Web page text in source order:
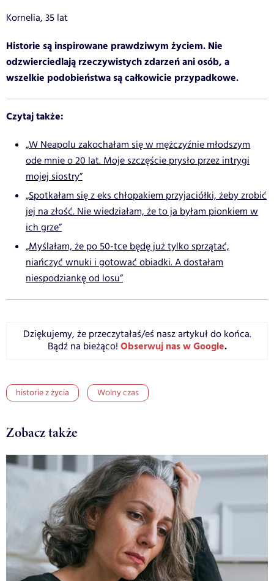
Kornelia, 35 lat
Historie są inspirowane prawdziwym życiem. Nie
odzwierciedlają rzeczywistych zdarzeń ani osób, a
wszelkie podobieństwa są całkowicie przypadkowe.
Czytaj także:
„W Neapolu zakochałam się w mężczyźnie młodszym
ode mnie o 20 lat. Moje szczęście prysło przez intrygi
mojej siostry”
„Spotkałam się z eks chłopakiem przyjaciółki, żeby zrobić
jej na złość. Nie wiedziałam, że to ja byłam pionkiem w
ich grze”
„Myślałam, że po 50-tce będę już tylko sprzątać,
niańczyć wnuki i gotować obiadki. A dostałam
niespodziankę od losu”
Dziękujemy, że przeczytałaś/eś nasz artykuł do końca.
Bądź na bieżąco! Obserwuj nas w Google.
historie z życia Wolny czas
Zobacz także